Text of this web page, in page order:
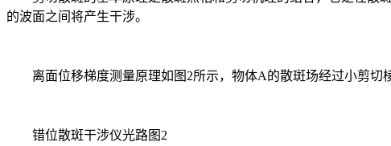
的波面之间将产生干涉。
离面位移梯度测量原理如图2所示，物体A的散斑场经过小剪切
错位散斑干涉仪光路图2